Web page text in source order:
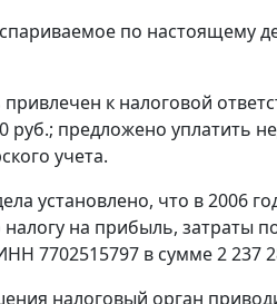
по настоящему
к налоговой
руб.; предложено уплатить
учета.
установлено, что в 2006
на прибыль, затраты
7702515797 в сумме 2 237
налоговый орган